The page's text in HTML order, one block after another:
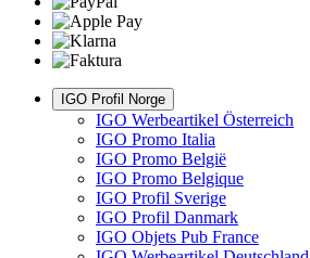
IGO Profil Norge
IGO Werbeartikel Österreich
IGO Promo Italia
IGO Promo België
IGO Promo Belgique
IGO Profil Sverige
IGO Profil Danmark
IGO Objets Pub France